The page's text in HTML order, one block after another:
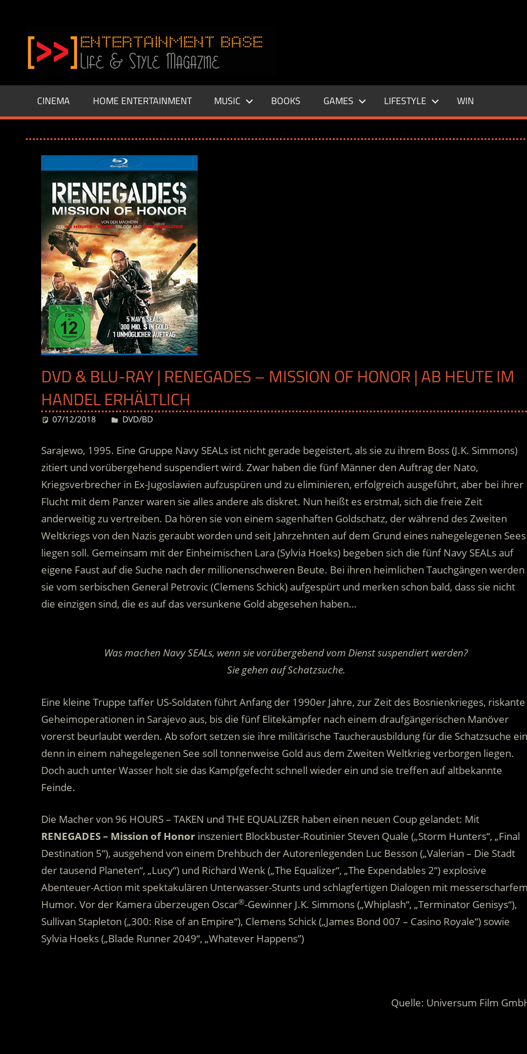
springen
–
LIFE
Base.de
CINEMA HOME ENTERTAINMENT MUSIC BOOKS GAMES LIFESTYLE WIN
DVD & BLU-RAY | RENEGADES – MISSION OF HONOR | AB HEUTE IM
HANDEL ERHÄLTLICH
07/12/2018 Desiree
DVD/BD
Sarajewo, 1995. Eine Gruppe Navy SEALs ist nicht gerade begeistert, als sie zu ihrem Boss (J.K. Simmons)
zitiert und vorübergehend suspendiert wird. Zwar haben die fünf Männer den Auftrag der Nato,
Kriegsverbrecher in Ex-Jugoslawien aufzuspüren und zu eliminieren, erfolgreich ausgeführt, aber bei ihrer
Flucht mit dem Panzer waren sie alles andere als diskret. Nun heißt es erstmal, sich die freie Zeit
anderweitig zu vertreiben. Da hören sie von einem sagenhaften Goldschatz, der während des Zweiten
Weltkriegs von den Nazis geraubt worden und seit Jahrzehnten auf dem Grund eines nahegelegenen Sees
liegen soll. Gemeinsam mit der Einheimischen Lara (Sylvia Hoeks) begeben sich die fünf Navy SEALs auf
eigene Faust auf die Suche nach der millionenschweren Beute. Bei ihren heimlichen Tauchgängen werden
sie vom serbischen General Petrovic (Clemens Schick) aufgespürt und merken schon bald, dass sie nicht
die einzigen sind, die es auf das versunkene Gold abgesehen haben…
Was machen Navy SEALs, wenn sie vorübergebend vom Dienst suspendiert werden?
Sie gehen auf Schatzsuche.
Eine kleine Truppe taffer US-Soldaten führt Anfang der 1990er Jahre, zur Zeit des Bosnienkrieges, riskante
Geheimoperationen in Sarajevo aus, bis die fünf Elitekämpfer nach einem draufgängerischen Manöver
vorerst beurlaubt werden. Ab sofort setzen sie ihre militärische Taucherausbildung für die Schatzsuche
denn in einem nahegelegenen See soll tonnenweise Gold aus dem Zweiten Weltkrieg verborgen liegen.
Doch auch unter Wasser holt sie das Kampfgefecht schnell wieder ein und sie treffen auf altbekannte
Feinde.
Die Macher von 96 HOURS – TAKEN und THE EQUALIZER haben einen neuen Coup gelandet: Mit
RENEGADES – Mission of Honorinszeniert Blockbuster-Routinier Steven Quale („Storm Hunters“, „Final
Destination 5“), ausgehend von einem Drehbuch der Autorenlegenden Luc Besson („Valerian – Die Stadt
der tausend Planeten“, „Lucy“) und Richard Wenk („The Equalizer“, „The Expendables 2“) explosive
Abenteuer-Action mit spektakulären Unterwasser-Stunts und schlagfertigen Dialogen mit
Humor. Vor der Kamera überzeugen Oscar®-Gewinner J.K. Simmons („Whiplash“, „Terminator Genisys“),
Sullivan Stapleton („300: Rise of an Empire“), Clemens Schick („James Bond 007 – Casino Royale“) sowie
Sylvia Hoeks („Blade Runner 2049“, „Whatever Happens”)
Quelle: Universum Film